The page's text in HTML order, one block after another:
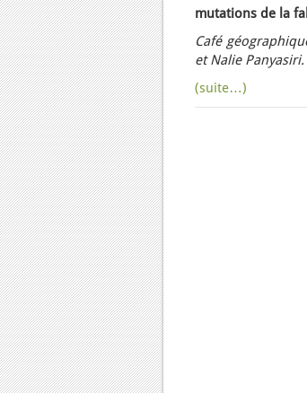
mutations de la
Café
et Nalie Panyasiri.
(suite…)